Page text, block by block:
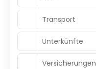
Transport
Unterkünfte
Versicherungen